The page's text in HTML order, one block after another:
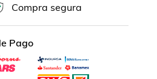
Compra segura
Pago